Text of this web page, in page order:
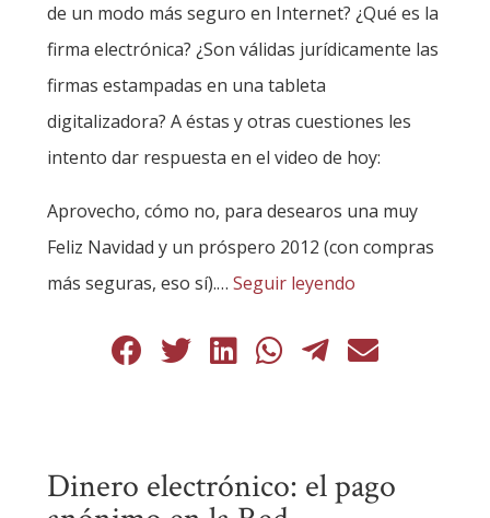
de un modo más seguro en Internet? ¿Qué es la
firma electrónica? ¿Son válidas jurídicamente las
firmas estampadas en una tableta
digitalizadora? A éstas y otras cuestiones les
intento dar respuesta en el video de hoy:
Aprovecho, cómo no, para desearos una muy
Feliz Navidad y un próspero 2012 (con compras
más seguras, eso sí).… Seguir leyendo
Dinero electrónico: el pago